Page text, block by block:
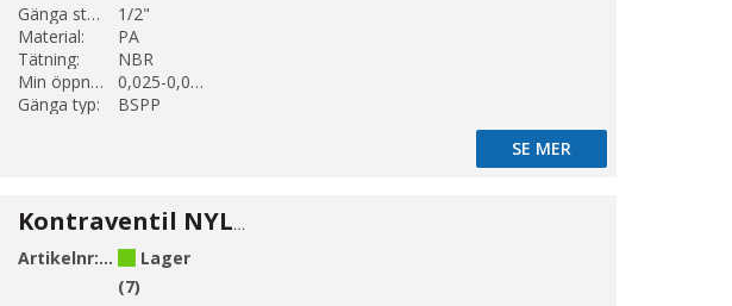
Gänga storlek 1:
1/2"
Material:
PA
Tätning:
NBR
Min öppningstryck (bar):
0,025-0,035
Gänga typ:
BSPP
SE MER
Kontraventil NYLON 3/4"
Artikelnr:430235006
Lager
(7)